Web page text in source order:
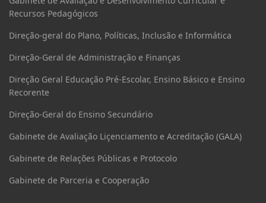
Recursos Pedagógicos
Direção-geral do Plano, Políticas, Inclusão e Informática
Direção-Geral de Administração e Finanças
Direção Geral Educação Pré-Escolar, Ensino Básico e Ensino
Recorente
Direção-Geral do Ensino Secundário
Gabinete de Avaliação Liçenciamento e Acreditação (GALA)
Gabinete de Relações Públicas e Protocolo
Gabinete de Parceria e Cooperação